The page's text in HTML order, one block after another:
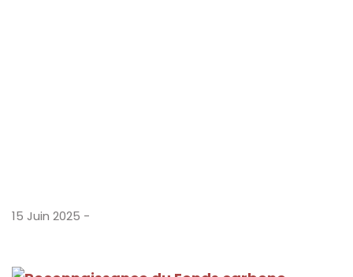
15 Juin 2025 -